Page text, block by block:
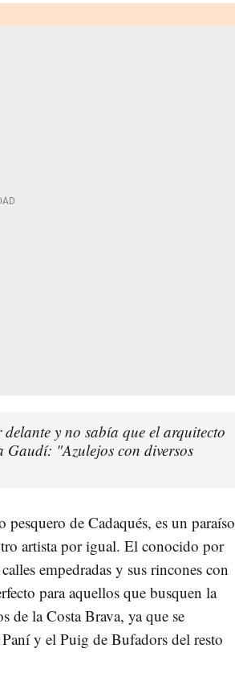
delante y no sabía que el arquitecto
Gaudí: "Azulejos con diversos
de Cadaqués, es un paraíso
artista por igual. El conocido por
empedradas y sus rincones con
para aquellos que busquen la
de la Costa Brava, ya que se
y el Puig de Bufadors del resto